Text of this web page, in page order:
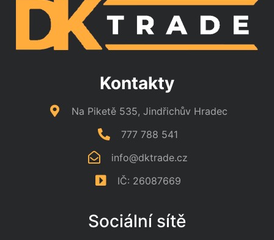
Kontakty
Na Piketě 535, Jindřichův Hradec
777 788 541
info@dktrade.cz
IČ: 26087669
Sociální sítě